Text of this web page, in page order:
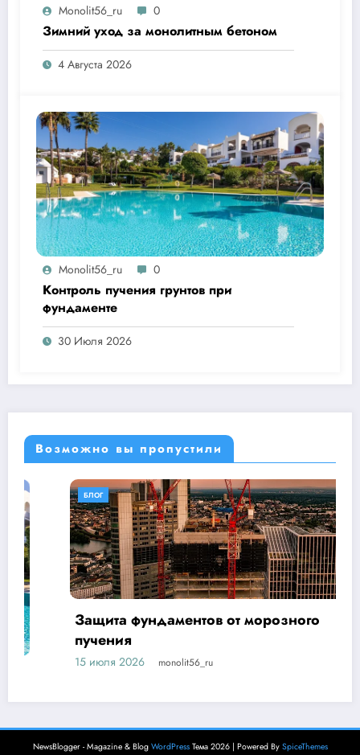
Monolit56_ru 0
Зимний уход за монолитным бетоном
4 Августа 2026
Monolit56_ru 0
Контроль пучения грунтов при
фундаменте
30 Июля 2026
Возможно вы пропустили
Защита фундаментов от морозного
пучения
15 июля 2026 monolit56_ru
NewsBlogger - Magazine & Blog WordPressТема 2026 | Powered By SpiceThemes